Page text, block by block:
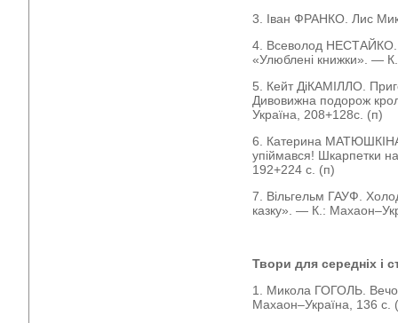
3. Іван ФРАНКО. Лис
4. Всеволод НЕСТАЙКО.
«Улюблені книжки». —
5. Кейт ДіКАМІЛЛО.
Дивовижна подорож
Україна, 208+128с. (п)
6. Катерина
упіймався! Шкарпетки
192+224 с. (п)
7. Вільгельм ГАУФ.
казку». — К.:
Твори для середніх і
1. Микола ГОГОЛЬ.
Махаон–Україна, 136 с.